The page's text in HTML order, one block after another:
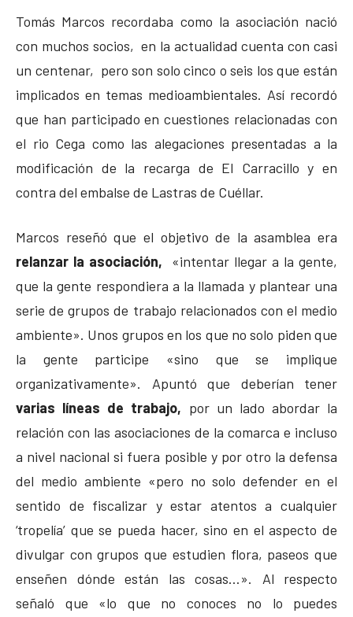
Tomás Marcos recordaba como la asociación nació
con muchos socios, en la actualidad cuenta con casi
un centenar, pero son solo cinco o seis los que están
implicados en temas medioambientales. Así recordó
que han participado en cuestiones relacionadas con
el rio Cega como las alegaciones presentadas a la
modificación de la recarga de El Carracillo y en
contra del embalse de Lastras de Cuéllar.
Marcos reseñó que el objetivo de la asamblea era
relanzar la asociación,
«intentar llegar a la gente,
que la gente respondiera a la llamada y plantear una
serie de grupos de trabajo relacionados con el medio
ambiente». Unos grupos en los que no solo piden que
la gente participe «sino que se implique
organizativamente». Apuntó que deberían tener
varias líneas de trabajo, por un lado abordar la
relación con las asociaciones de la comarca e incluso
a nivel nacional si fuera posible y por otro la defensa
del medio ambiente «pero no solo defender en el
sentido de fiscalizar y estar atentos a cualquier
‘tropelía’ que se pueda hacer, sino en el aspecto de
divulgar con grupos que estudien flora, paseos que
enseñen dónde están las cosas…». Al respecto
señaló que «lo que no conoces no lo puedes